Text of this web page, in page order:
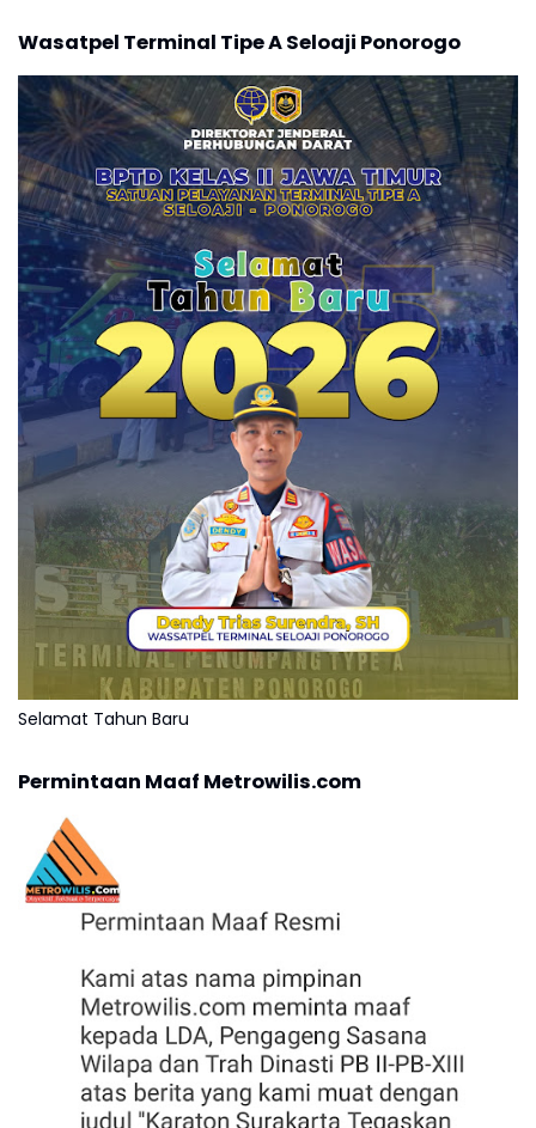
Wasatpel Terminal Tipe A Seloaji Ponorogo
Selamat Tahun Baru
Permintaan Maaf Metrowilis.com